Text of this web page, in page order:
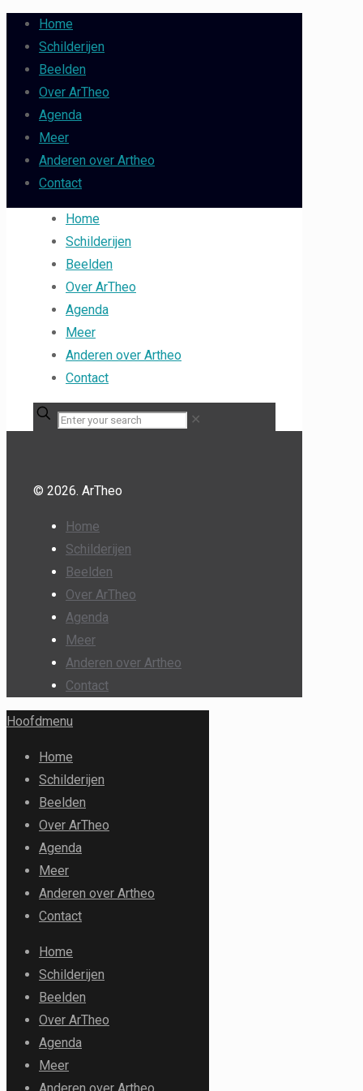
Home
Schilderijen
Beelden
Over ArTheo
Agenda
Meer
Anderen over Artheo
Contact
Home
Schilderijen
Beelden
Over ArTheo
Agenda
Meer
Anderen over Artheo
Contact
✕
© 2026. ArTheo
Home
Schilderijen
Beelden
Over ArTheo
Agenda
Meer
Anderen over Artheo
Contact
Hoofdmenu
Home
Schilderijen
Beelden
Over ArTheo
Agenda
Meer
Anderen over Artheo
Contact
Home
Schilderijen
Beelden
Over ArTheo
Agenda
Meer